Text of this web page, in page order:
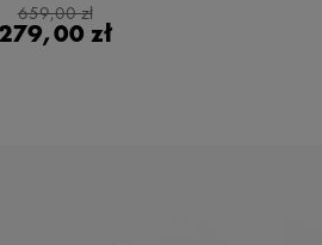
659,00 zł
279,00 zł